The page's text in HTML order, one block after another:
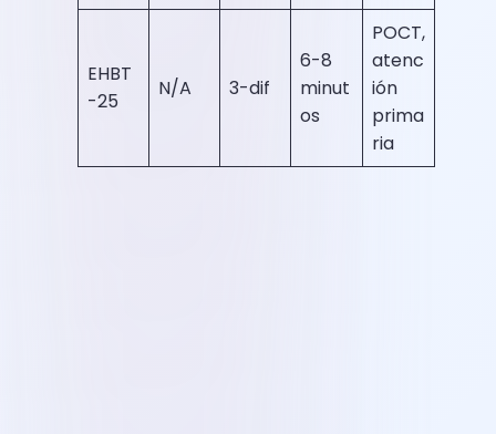
EHBT
-25
N/A 3-dif
6-8
minut
os
POCT,
atenc
ión
prima
ria